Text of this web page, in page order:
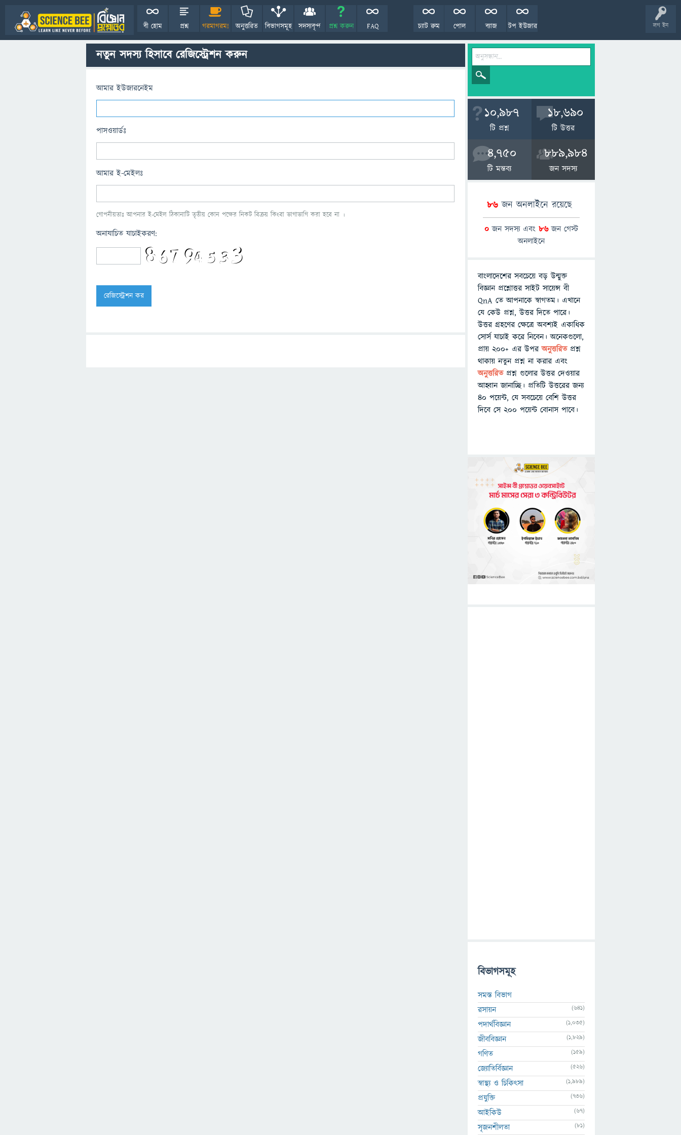
লগ ইন
বী হোম প্রশ্ন গরমাগরম! অনুত্তরিত বিভাগসমূহ সদস্যবৃন্দ প্রশ্ন করুন FAQ টপ ইউজার
ব্যাজ
পোল
চ্যাট রুম
নতুন সদস্য হিসাবে রেজিস্ট্রেশন করুন
আমার ইউজারনেইম
পাসওয়ার্ডঃ
আমার ই-মেইলঃ
গোপনীয়তাঃ আপনার ই-মেইল ঠিকানাটি তৃতীয় কোন পক্ষের নিকট বিক্রয় কিংবা ভাগাভাগি করা হবে না ।
অনাযাচিত যাচাইকরণ:
10,987
টি প্রশ্ন
18,690
টি উত্তর
4,750
টি মন্তব্য
889,984
জন সদস্য
86জন অনলাইনে রয়েছে
0 জন সদস্য এবং 86জন গেস্ট
অনলাইনে
বাংলাদেশের সবচেয়ে বড় উন্মুক্ত
বিজ্ঞান প্রশ্নোত্তর সাইট সায়েন্স বী
QnA তে আপনাকে স্বাগতম। এখানে
যে কেউ প্রশ্ন, উত্তর দিতে পারে।
উত্তর গ্রহণের ক্ষেত্রে অবশ্যই একাধিক
সোর্স যাচাই করে নিবেন। অনেকগুলো,
প্রায় ২০০+ এর উপরঅনুত্তরিতপ্রশ্ন
থাকায় নতুন প্রশ্ন না করার এবং
অনুত্তরিত প্রশ্ন গুলোর উত্তর দেওয়ার
আহ্বান জানাচ্ছি। প্রতিটি উত্তরের জন্য
৪০ পয়েন্ট, যে সবচেয়ে বেশি উত্তর
দিবে সে ২০০ পয়েন্ট বোনাস পাবে।
বিভাগসমূহ
সমস্ত বিভাগ
রসায়ন
(641)
পদার্থবিজ্ঞান (1,035)
জীববিজ্ঞান (1,829)
গণিত (159)
জ্যোতির্বিজ্ঞান (526)
স্বাস্থ্য ও চিকিৎসা (1,989)
প্রযুক্তি (736)
আইকিউ (67)
সৃজনশীলতা (81)